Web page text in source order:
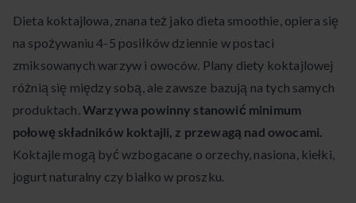
Dieta koktajlowa, znana też jako dieta smoothie, opiera się
na spożywaniu 4-5 posiłków dziennie w postaci
zmiksowanych warzyw i owoców. Plany diety koktajlowej
różnią się między sobą, ale zawsze bazują na tych samych
produktach. Warzywa powinny stanowić minimum
połowę składników koktajli, z przewagą nad owocami.
Koktajle mogą być wzbogacane o orzechy, nasiona, kiełki,
jogurt naturalny czy białko w proszku.